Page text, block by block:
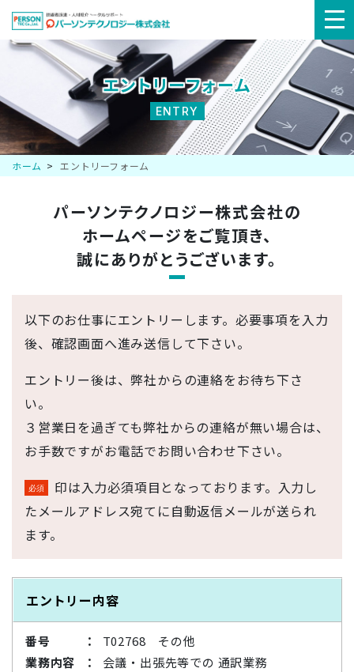
エントリーフォーム
ENTRY
ホーム エントリーフォーム
パーソンテクノロジー株式会社の
ホームページをご覧頂き、
誠にありがとうございます。
以下のお仕事にエントリーします。必要事項を入力
後、確認画面へ進み送信して下さい。
エントリー後は、弊社からの連絡をお待ち下さ
い。
３営業日を過ぎても弊社からの連絡が無い場合は、
お手数ですがお電話でお問い合わせ下さい。
印は入力必須項目となっております。入力し
たメールアドレス宛てに自動返信メールが送られ
ます。
エントリー内容
番号
T02768 その他
業務内容
会議・出張先等での 通訳業務
メ
ュ
ー